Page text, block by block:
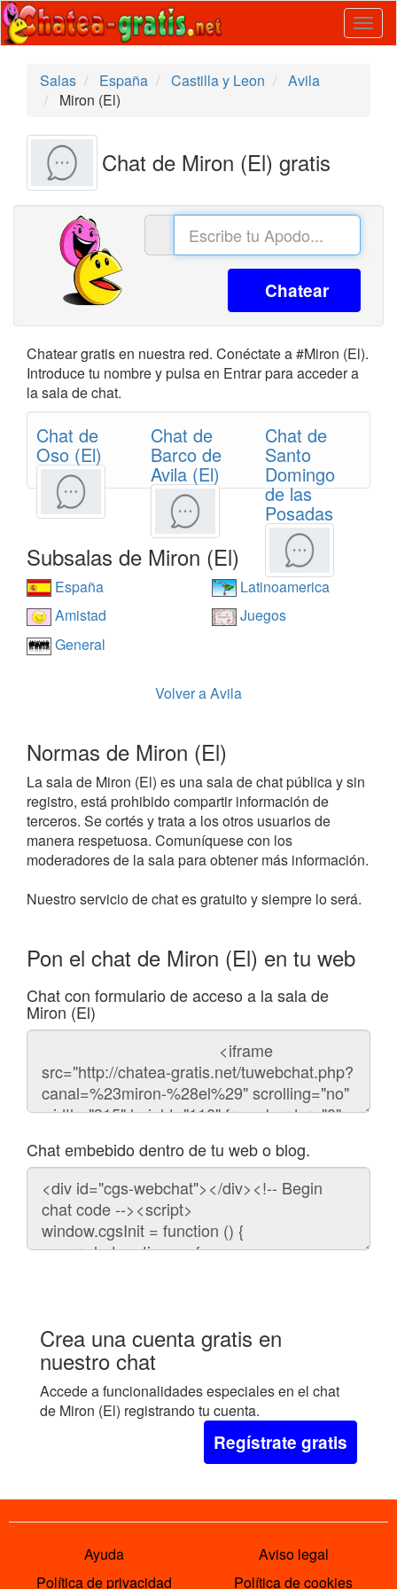
Salas
España Castilla y Leon
Avila
Miron (El)
Chat de Miron (El) gratis
Chatear
Chatear gratis en nuestra red. Conéctate a #Miron (El).
Introduce tu nombre y pulsa en Entrar para acceder a
la sala de chat.
Chat de
Oso (El)
Chat de
Barco de
Avila (El)
Chat de
Santo
Domingo
de las
Posadas
Subsalas de Miron (El)
España
Latinoamerica
Amistad
Juegos
General
Volver a Avila
Normas de Miron (El)
La sala de Miron (El) es una sala de chat pública y sin
registro, está prohibido compartir información de
terceros. Se cortés y trata a los otros usuarios de
manera respetuosa. Comuníquese con los
moderadores de la sala para obtener más información.
Nuestro servicio de chat es gratuito y siempre lo será.
Pon el chat de Miron (El) en tu web
Chat con formulario de acceso a la sala de
Miron (El)
Código
chat
Chat embebido dentro de tu web o blog.
Código
para
embeber
chat
Crea una cuenta gratis en
nuestro chat
Accede a funcionalidades especiales en el chat
de Miron (El) registrando tu cuenta.
Regístrate gratis
Ayuda
Aviso legal
Política de privacidad
Política de cookies